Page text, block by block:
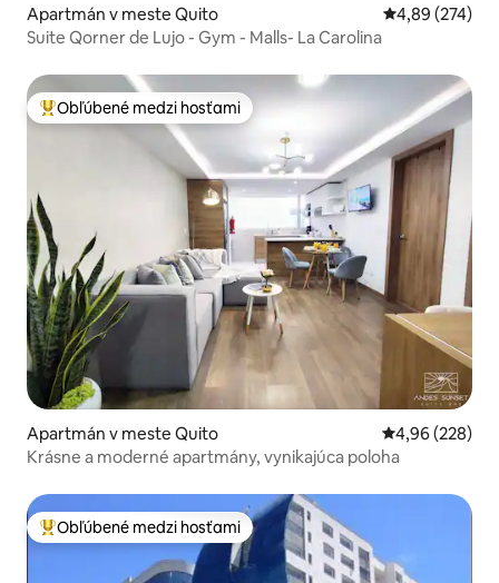
Apartmán v meste Quito Priemerné
4,89 (274)
Suite Qorner de Lujo - Gym - Malls- La Carolina
Najobľúbenejšie medzi hosťami
Obľúbené medzi hosťami
Apartmán v meste Quito Priemerné
4,96 (228)
Krásne a moderné apartmány, vynikajúca poloha
Najobľúbenejšie medzi hosťami
Obľúbené medzi hosťami